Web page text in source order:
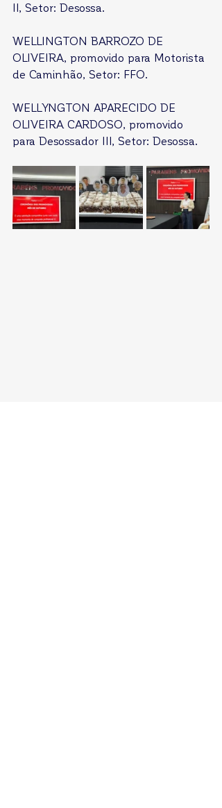
II, Setor: Desossa.
WELLINGTON BARROZO DE
OLIVEIRA, promovido para Motorista
de Caminhão, Setor: FFO.
WELLYNGTON APARECIDO DE
OLIVEIRA CARDOSO, promovido
para Desossador III, Setor: Desossa.